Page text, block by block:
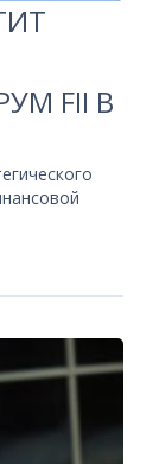
FII В